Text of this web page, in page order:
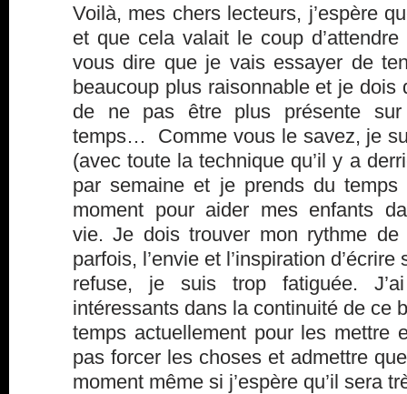
Voilà, mes chers lecteurs, j’espère
et que cela valait le coup
vous dire que je vais essayer de
beaucoup plus raisonnable et je dois
de ne pas être plus présente
temps… Comme vous le savez, je
(avec toute la technique qu’il y a
par semaine et je prends du temps
moment pour aider mes enfants
vie. Je dois trouver mon rythme de
parfois, l’envie et l’inspiration
refuse, je suis trop fatiguée.
intéressants dans la continuité de ce
temps actuellement pour les mettre
pas forcer les choses et admettre
moment même si j’espère qu’il sera